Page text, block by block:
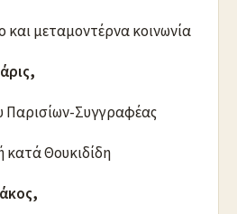
μεταμοντέρνα κοινωνία
Παρισίων-Συγγραφέας
κατά Θουκιδίδη